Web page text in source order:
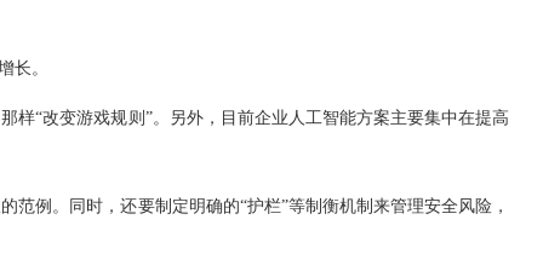
长。
“改变游戏规则”。另外，目前企业人工智能方案主要集中在提高
例。同时，还要制定明确的“护栏”等制衡机制来管理安全风险，